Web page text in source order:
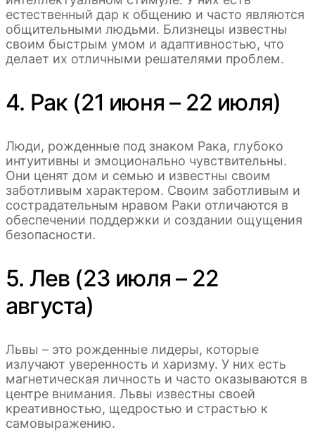
естественный дар к общению и часто являются
общительными людьми. Близнецы известны
своим быстрым умом и адаптивностью, что
делает их отличными решателями проблем.
4. Рак (21 июня – 22 июля)
Люди, рожденные под знаком Рака, глубоко
интуитивны и эмоционально чувствительны.
Они ценят дом и семью и известны своим
заботливым характером. Своим заботливым и
сострадательным нравом Раки отличаются в
обеспечении поддержки и создании ощущения
безопасности.
5. Лев (23 июля – 22
августа)
Львы – это рожденные лидеры, которые
излучают уверенность и харизму. У них есть
магнетическая личность и часто оказываются в
центре внимания. Львы известны своей
креативностью, щедростью и страстью к
самовыражению.